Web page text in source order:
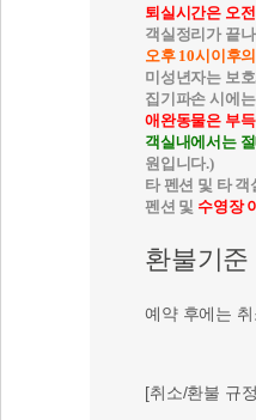
퇴실시간은 오
객실정리가 끝
오후 10시이후
미성년자는 보
집기파손 시에
애완동물은 부
객실내에서는
원입니다.)
타 펜션 및 타
펜션 및 수영장
환불기준
예약 후에는
[취소/환불 규